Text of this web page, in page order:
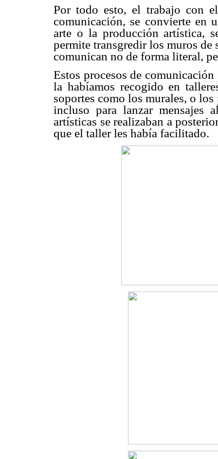
Por todo esto, el trabajo con
comunicación, se convierte en
arte o la producción artística,
permite transgredir los muros
comunican no de forma literal,
Estos procesos de
la habíamos recogido en
soportes como los murales, o los
incluso para lanzar
artísticas se realizaban a
que el taller les había facilitado.